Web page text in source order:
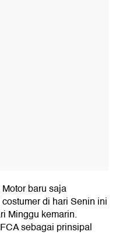
baru saja
di hari Senin ini
Minggu kemarin.
sebagai prinsipal